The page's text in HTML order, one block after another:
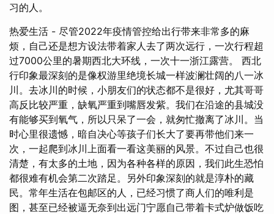
习的人。
热爱生活 - 尽管2022年疫情管控给出行带来非常多的麻
烦，自己还是想方设法带着家人去了两次远行，一次行程超
过7000公里的暑期西北大环线，一次十一浙江露营。 西北
行印象最深刻的是像权游里绝境长城一样波澜壮阔的八一冰
川。去冰川的时候，小朋友们的状态都不是很好，尤其哥哥
高反比较严重，缺氧严重到嘴唇发紫。我们在沿途的县城没
有能够买到氧气，所以只呆了一会，就匆忙撤离了冰川。当
时心里很遗憾，暗自决心等孩子们长大了要再带他们来一
次，一起爬到冰川上面看一看这美丽的风景。不过自己也很
清楚，有太多的土地，因为各种各样的原因，我们此生恐怕
都很难有机会第二次踏足。另外印象深刻的就是淳朴的藏
民。常年生活在包邮区的人，已经习惯了商人们的唯利是
图，甚至已经被逼无奈到出远门宁愿自己带着卡式炉做饭吃